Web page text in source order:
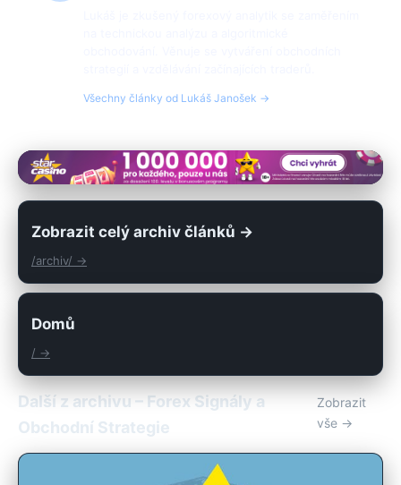
Všechny články od Lukáš Janošek →
Zobrazit celý archiv článků →
/archiv/ →
Domů
/ →
Další z archivu – Forex Signály a
Obchodní Strategie
Zobrazit
vše →